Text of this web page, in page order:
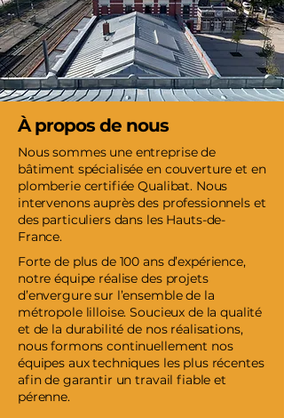
À propos de nous
Nous sommes une entreprise de
bâtiment spécialisée en couverture et en
plomberie certifiée Qualibat. Nous
intervenons auprès des professionnels et
des particuliers dans les Hauts-de-
France.
Forte de plus de 100 ans d’expérience,
notre équipe réalise des projets
d’envergure sur l’ensemble de la
métropole lilloise. Soucieux de la qualité
et de la durabilité de nos réalisations,
nous formons continuellement nos
équipes aux techniques les plus récentes
afin de garantir un travail fiable et
pérenne.